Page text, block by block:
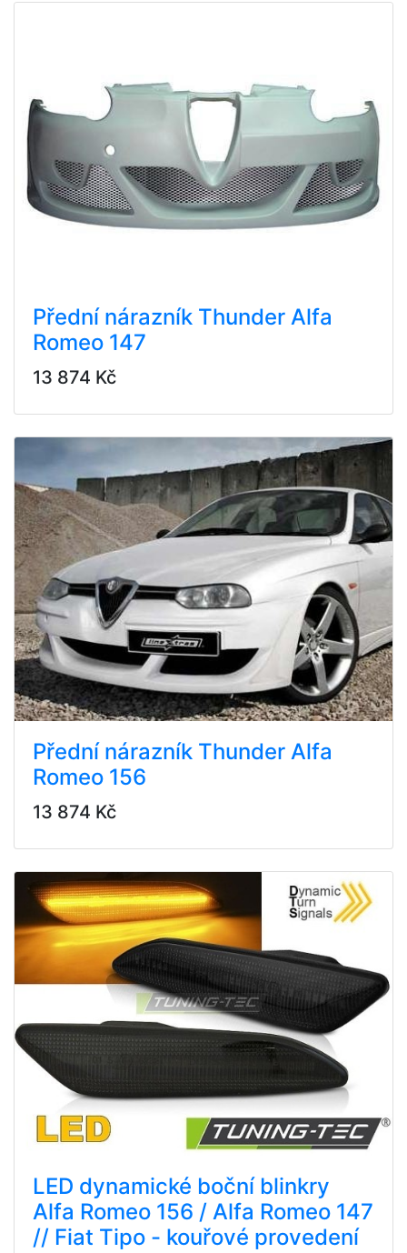
Přední nárazník Thunder Alfa
Romeo 147
13 874 Kč
Přední nárazník Thunder Alfa
Romeo 156
13 874 Kč
LED dynamické boční blinkry
Alfa Romeo 156 / Alfa Romeo 147
// Fiat Tipo - kouřové provedení